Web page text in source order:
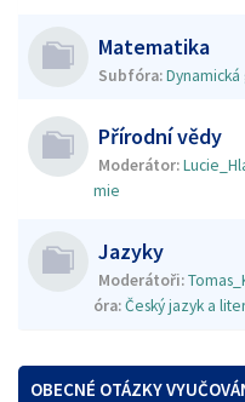
Matematika
Subfóra:
Přírodní vědy
Moderátor:
mie
Jazyky
Moderátoři:
óra:Český jazyk a
OBECNÉ OTÁZKY